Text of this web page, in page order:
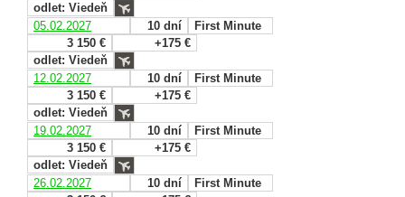
odlet: Viedeň
05.02.2027
10 dní
First Minute
3 150 €
+175 €
odlet: Viedeň
12.02.2027
10 dní
First Minute
3 150 €
+175 €
odlet: Viedeň
19.02.2027
10 dní
First Minute
3 150 €
+175 €
odlet: Viedeň
26.02.2027
10 dní
First Minute